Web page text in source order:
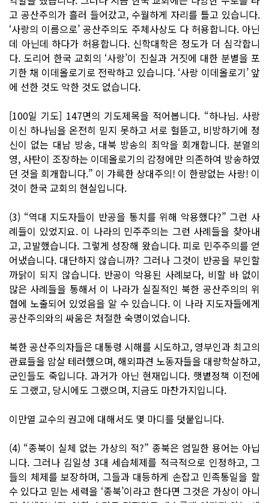
고 공산주의가 흘러 들어갔고, 수월하게 자리를 틀고 있습니다.
‘사랑의 이름으로’ 공산주의도 주체사상도 다 허용합니다. 아닌
데 아닌데 하다가 허용합니다. 신학대학은 정도가 더 심각합니
다. 도리어 한국 교회의 ‘사랑’이 진실과 거짓에 대한 분별을 포
기한 채 이데올로기로 전락하고 있습니다. ‘사랑 이데올로기’ 앞
에 선한 것도 악한 것도 없습니다.
[100일 기도] 147면의 기도제목을 적어봅니다. “하나님. 사랑
이신 하나님을 온전히 믿지 못하고 서로 헐뜯고, 비방하기에 정
신이 없는 대남 방송, 대북 방송의 죄악을 회개합니다. 분열의
영, 사탄이 조장하는 이데올로기의 감정에만 의존하여 방송하였
던 것을 회개합니다.” 이 갸륵한 상대주의! 이 한량없는 사랑! 이
것이 한국 교회의 현실입니다.
(3) “역대 지도자들이 반공을 통치를 위해 악용했다?” 그런 사
례들이 있었지요. 이 나라의 민주주의는 그런 사례들을 찾아내
고, 고발했습니다. 그렇게 성장해 왔습니다. 피로 민주주의를 얻
어냈습니다. 대단하지 않습니까? 그러나 그것이 반공을 부인할
까닭이 되지 않습니다. 반공이 악용된 사례보다, 비할 바 없이
많은 사례들을 통해서 이 나라가 실질적인 북한 공산주의의 위
협에 노출되어 있었음을 알 수 있습니다. 이 나라 지도자들에게
공산주의와의 싸움은 처절한 숙명이었습니다.
북한 공산주의자들은 대통령 시해를 시도하고, 영부인과 최고의
관료들을 암살 테러했으며, 해외파견 노동자들을 대량학살하고,
군인들도 죽입니다. 과거가 아닌 현재입니다. 햇볕정책 이전에
도 그랬고, 당시에도 그랬으며, 지금도 마찬가지입니다.
이만열 교수의 권고에 대해서도 몇 마디를 덧붙입니다.
(4) “종북이 실체 없는 가상의 적?” 종북은 엄밀한 용어는 아닙
니다. 그러나 김일성 3대 세습체제를 적극적으로 인정하고, 그
들의 체제를 보장하며, 그들과 대등하게 손잡고 민족통일을 할
수 있다고 믿는 세력을 ‘종북’이라고 한다면 그것은 가상이 아니